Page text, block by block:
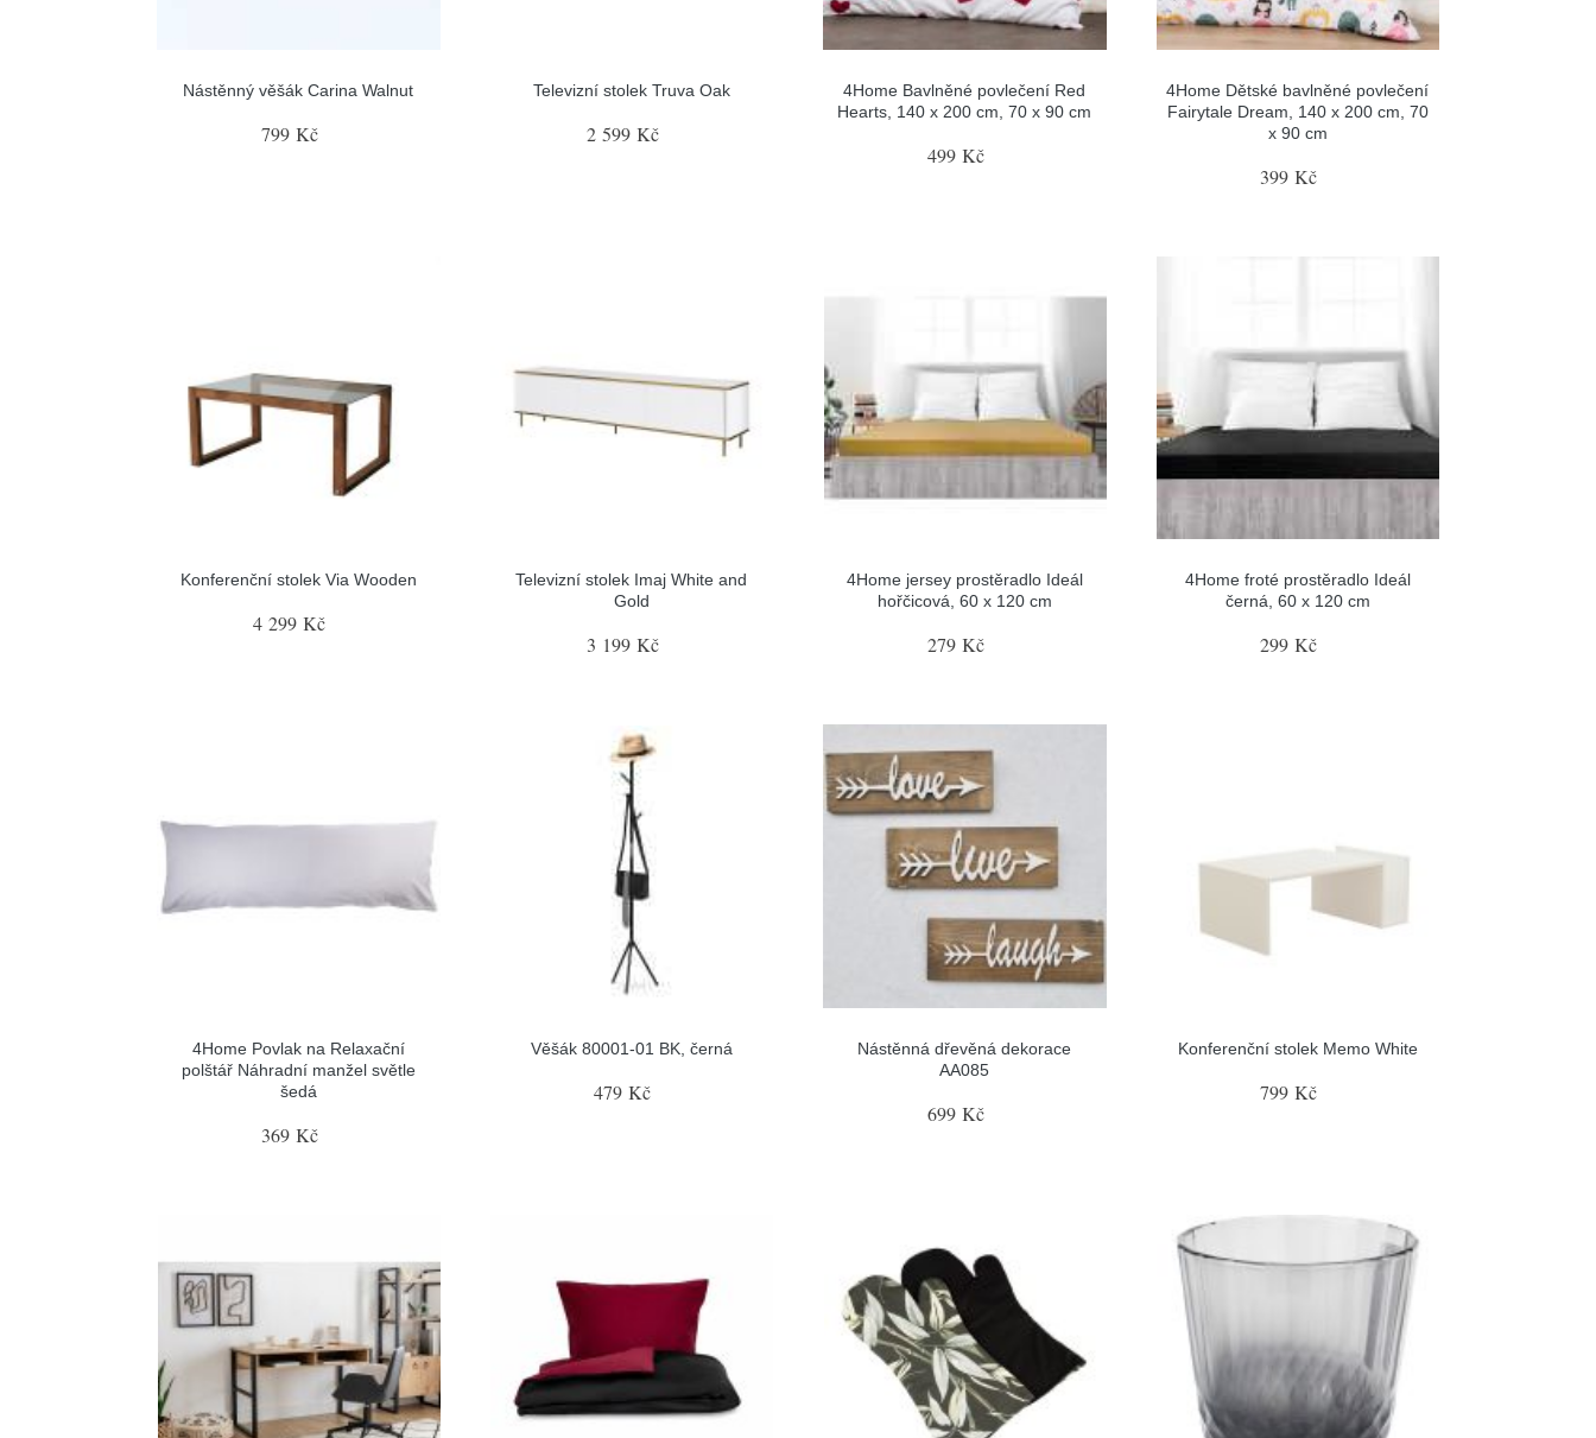
Nástěnný věšák Carina Walnut
799 Kč
Televizní stolek Truva Oak
2 599 Kč
4Home Bavlněné povlečení Red
Hearts, 140 x 200 cm, 70 x 90 cm
499 Kč
4Home Dětské bavlněné povlečení
Fairytale Dream, 140 x 200 cm, 70
x 90 cm
399 Kč
Konferenční stolek Via Wooden
4 299 Kč
Televizní stolek Imaj White and
Gold
3 199 Kč
4Home jersey prostěradlo Ideál
hořčicová, 60 x 120 cm
279 Kč
4Home froté prostěradlo Ideál
černá, 60 x 120 cm
299 Kč
4Home Povlak na Relaxační
polštář Náhradní manžel světle
šedá
369 Kč
Věšák 80001-01 BK, černá
479 Kč
Nástěnná dřevěná dekorace
AA085
699 Kč
Konferenční stolek Memo White
799 Kč